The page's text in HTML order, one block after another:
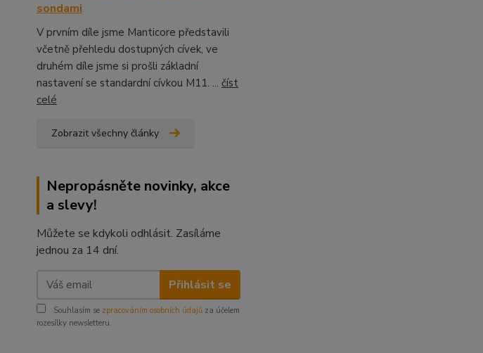
sondami
V prvním díle jsme Manticore představili
včetně přehledu dostupných cívek, ve
druhém díle jsme si prošli základní
nastavení se standardní cívkou M11. ... číst
celé
Zobrazit všechny články
Nepropásněte novinky, akce
a slevy!
Můžete se kdykoli odhlásit. Zasíláme
jednou za 14 dní.
Přihlásit se
Souhlasím se zpracováním osobních údajů za účelem
rozesílky newsletteru.